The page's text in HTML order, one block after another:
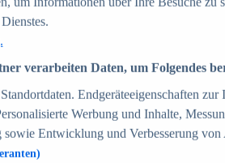
Entwicklung des Umsatzes in
2025
in Deutschland und weltweit
Top-50 Online Shops in
von Online-Zahlungsverfahren in
Warengruppen im Online-Handel in
2025
verarbeiten Daten, um Folgendes
Endgeräteeigenschaften
Werbung und Inhalte,
sowie Entwicklung und Verbesserung von